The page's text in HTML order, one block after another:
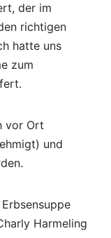
der im
richtigen
hatte uns
zum
vor Ort
und
Harmeling